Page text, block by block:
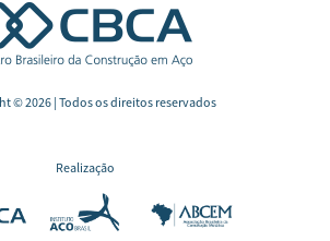
© 2026 | Todos os direitos reservados
Realização